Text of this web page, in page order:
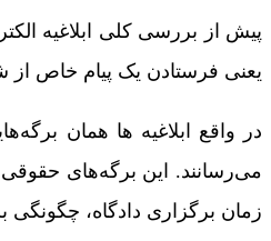
پیش از بررسی کلی ابلاغیه
یعنی فرستادن یک پیام خاص از
در واقع ابلاغیه ­ها همان
می‌رسانند. این برگه‌های
زمان برگزاری دادگاه،